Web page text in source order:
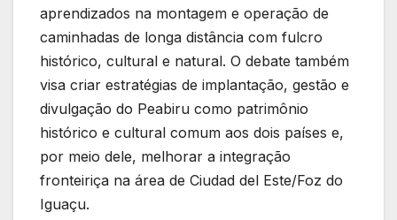
aprendizados na montagem e operação de
caminhadas de longa distância com fulcro
histórico, cultural e natural. O debate também
visa criar estratégias de implantação, gestão e
divulgação do Peabiru como patrimônio
histórico e cultural comum aos dois países e,
por meio dele, melhorar a integração
fronteiriça na área de Ciudad del Este/Foz do
Iguaçu.